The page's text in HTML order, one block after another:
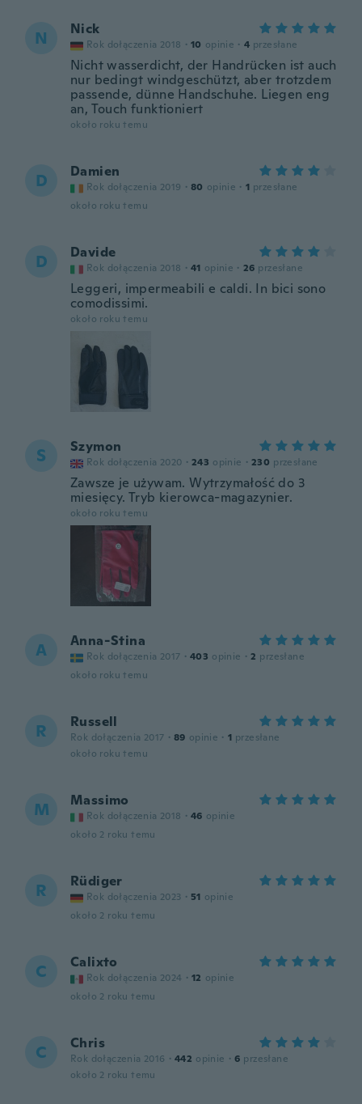
N Nick
Rok dołączenia 2018 · 10 opinie · 4 przesłane
Nicht wasserdicht, der Handrücken ist auch
nur bedingt windgeschützt, aber trotzdem
passende, dünne Handschuhe. Liegen eng
an, Touch funktioniert
około roku temu
D Damien
Rok dołączenia 2019 · 80 opinie · 1 przesłane
około roku temu
D Davide
Rok dołączenia 2018 · 41 opinie · 26 przesłane
Leggeri, impermeabili e caldi. In bici sono
comodissimi.
około roku temu
S Szymon
Rok dołączenia 2020 · 243 opinie · 230 przesłane
Zawsze je używam. Wytrzymałość do 3
miesięcy. Tryb kierowca-magazynier.
około roku temu
A Anna-Stina
Rok dołączenia 2017 · 403 opinie · 2 przesłane
około roku temu
R Russell
Rok dołączenia 2017 · 89 opinie · 1 przesłane
około roku temu
M Massimo
Rok dołączenia 2018 · 46 opinie
około 2 roku temu
R Rüdiger
Rok dołączenia 2023 · 51 opinie
około 2 roku temu
C Calixto
Rok dołączenia 2024 · 12 opinie
około 2 roku temu
C Chris
Rok dołączenia 2016 · 442 opinie · 6 przesłane
około 2 roku temu